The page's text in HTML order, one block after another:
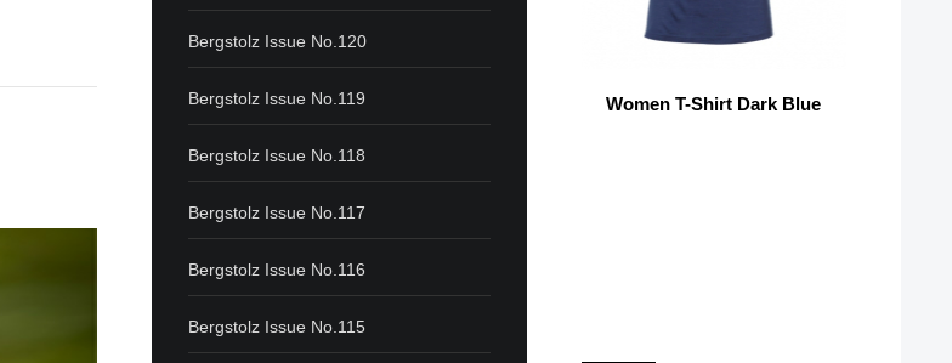
Bergstolz Issue No.120
Bergstolz Issue No.119
Bergstolz Issue No.118
Bergstolz Issue No.117
Bergstolz Issue No.116
Bergstolz Issue No.115
Women T-Shirt Dark Blue